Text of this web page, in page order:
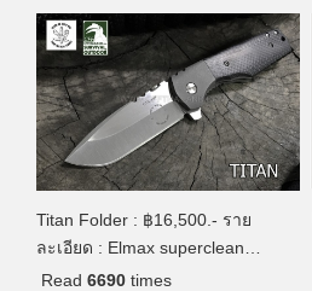
Titan Folder : ฿16,500.- ราย
ละเอียด : Elmax superclean…
Read 6690 times